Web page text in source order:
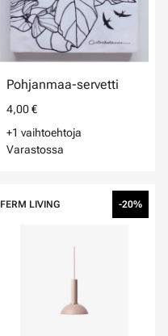
Pohjanmaa-servetti
4,00 €
+1 vaihtoehtoja
Varastossa
FERM LIVING -20%